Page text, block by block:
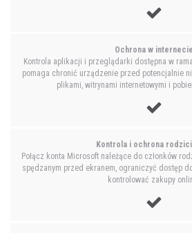
Ochrona w internecie
Kontrola aplikacji i przeglądarki dostępna w
pomaga chronić urządzenie przed potencjalnie
plikami, witrynami internetowymi i
Kontrola i ochrona
Połącz konta Microsoft należące do członków
spędzanym przed ekranem, ograniczyć dostęp
kontrolować zakupy